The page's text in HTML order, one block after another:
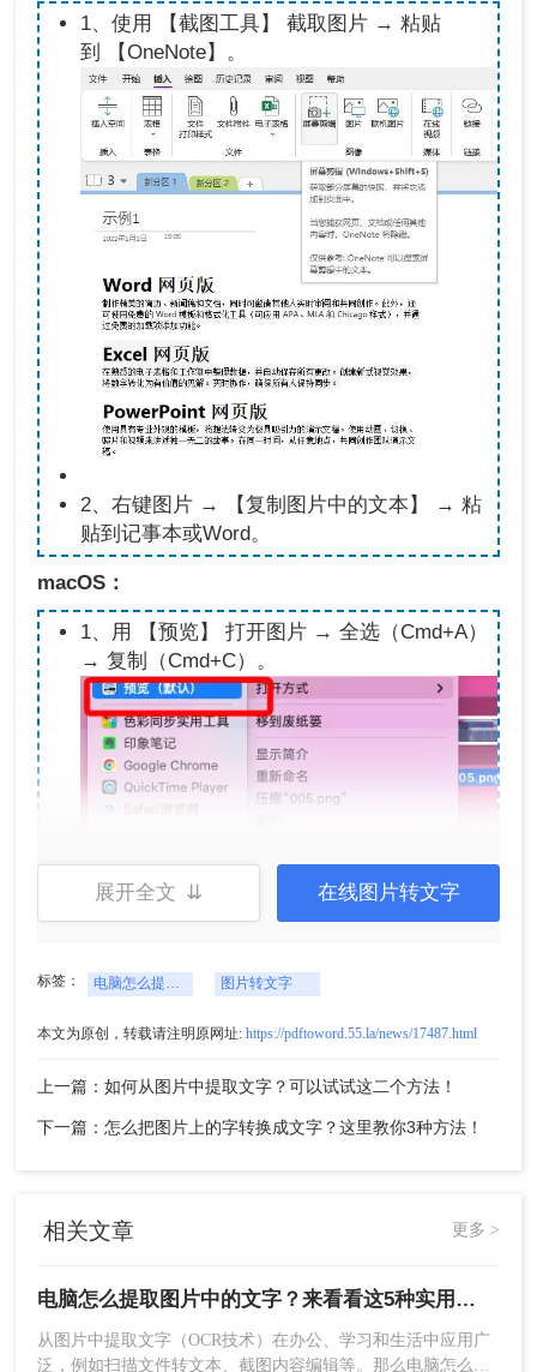
1、使用 【截图工具】 截取图片 → 粘贴
到 【OneNote】。
2、右键图片 → 【复制图片中的文本】 → 粘
贴到记事本或Word。
macOS：
1、用 【预览】 打开图片 → 全选（Cmd+A）
→ 复制（Cmd+C）。
2、粘贴到文本编辑器（如TextEdit）→ 自动提
片中文字占比需超过60%。
二、在线OCR工具（快速便捷）
通过浏览器上传图片，自动识别文字并生成可编辑
✔️优点：
完全免费，无需安装软件、支持中英
文混合识别
乱、手写体识别率低
推荐工具：转转大师在线工具
展开全文 ⇊ 在线图片转文字
标签： 电脑怎么提取图片中的文字 图片转文字
本文为原创，转载请注明原网址: https://pdftoword.55.la/news/17487.html
上一篇：如何从图片中提取文字？可以试试这二个方法！
下一篇：怎么把图片上的字转换成文字？这里教你3种方法！
相关文章 更多 >
电脑怎么提取图片中的文字？来看看这5种实用方法详解吧！
从图片中提取文字（OCR技术）在办公、学习和生活中应用广
泛，例如扫描文件转文本、截图内容编辑等。那么电脑怎么提